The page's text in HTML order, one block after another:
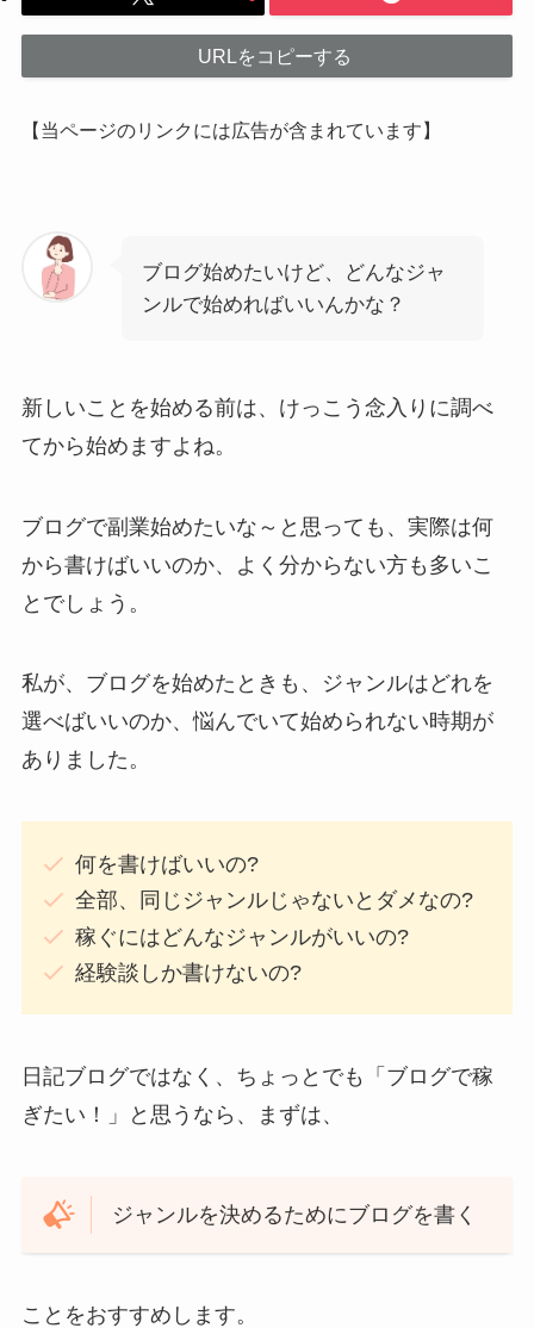
URLをコピーする
【当ページのリンクには広告が含まれています】
ブログ始めたいけど、どんなジャ
ンルで始めればいいんかな？
新しいことを始める前は、けっこう念入りに調べ
てから始めますよね。
ブログで副業始めたいな～と思っても、実際は何
から書けばいいのか、よく分からない方も多いこ
とでしょう。
私が、ブログを始めたときも、ジャンルはどれを
選べばいいのか、悩んでいて始められない時期が
ありました。
何を書けばいいの?
全部、同じジャンルじゃないとダメなの?
稼ぐにはどんなジャンルがいいの?
経験談しか書けないの?
日記ブログではなく、ちょっとでも「ブログで稼
ぎたい！」と思うなら、まずは、
ジャンルを決めるためにブログを書く
ことをおすすめします。